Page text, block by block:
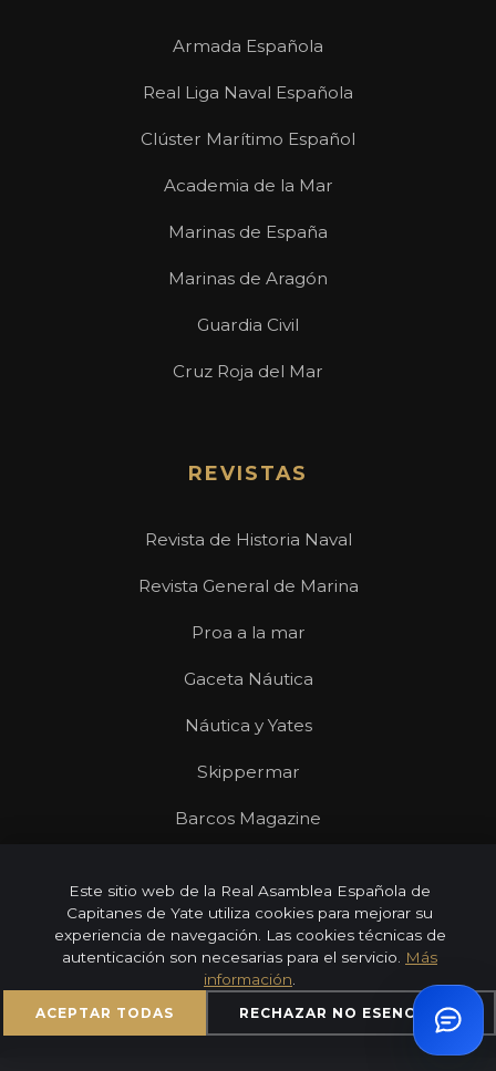
Armada Española
Real Liga Naval Española
Clúster Marítimo Español
Academia de la Mar
Marinas de España
Marinas de Aragón
Guardia Civil
Cruz Roja del Mar
REVISTAS
Revista de Historia Naval
Revista General de Marina
Proa a la mar
Gaceta Náutica
Náutica y Yates
Skippermar
Barcos Magazine
© 2026 Real Asamblea Española de Capitanes de Yate |
Todos los derechos reservados
Aviso Legal
PrivacidadCookies
Este sitio web de la Real Asamblea Española de
Capitanes de Yate utiliza cookies para mejorar su
experiencia de navegación. Las cookies técnicas de
autenticación son necesarias para el servicio.
Más
información
ACEPTAR TODAS RECHAZAR NO ESENCIALES